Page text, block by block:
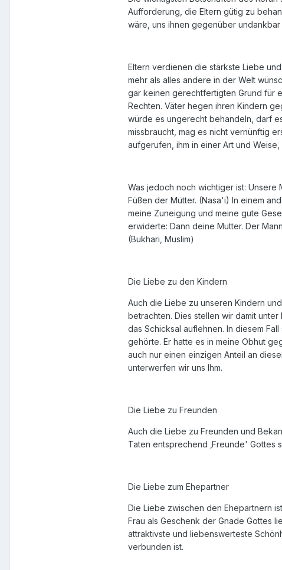
Aufforderung, die Eltern gütig zu
wäre, uns ihnen gegenüber
Eltern verdienen die stärkste Liebe
mehr als alles andere in der Welt
gar keinen gerechtfertigten Grund für
Rechten. Väter hegen ihren Kindern
würde es ungerecht behandeln, darf
missbraucht, mag es nicht vernünftig
aufgerufen, ihm in einer Art und
Was jedoch noch wichtiger ist: Unsere
Füßen der Mütter. (Nasa'i) In einem
meine Zuneigung und meine gute
erwiderte: Dann deine Mutter. Der
(Bukhari, Muslim)
Die Liebe zu den Kindern
Auch die Liebe zu unseren Kindern
betrachten. Dies stellen wir damit
das Schicksal auflehnen. In diesem
gehörte. Er hatte es in meine Obhut
auch nur einen einzigen Anteil an
unterwerfen wir uns Ihm.
Die Liebe zu Freunden
Auch die Liebe zu Freunden und
Taten entsprechend ‚Freunde' Gottes
Die Liebe zum Ehepartner
Die Liebe zwischen den Ehepartnern
Frau als Geschenk der Gnade Gottes
attraktivste und liebenswerteste
verbunden ist.